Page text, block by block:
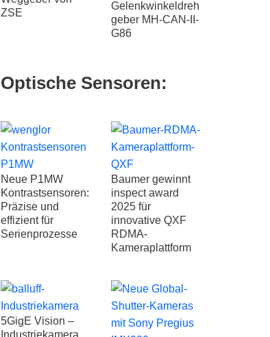
ZSE
Gelenkwinkeldreh
geber MH-CAN-II-
G86
Optische Sensoren:
Neue P1MW
Kontrastsensoren:
Präzise und
effizient für
Serienprozesse
Baumer gewinnt
inspect award
2025 für
innovative QXF
RDMA-
Kameraplattform
5GigE Vision –
Industriekamera